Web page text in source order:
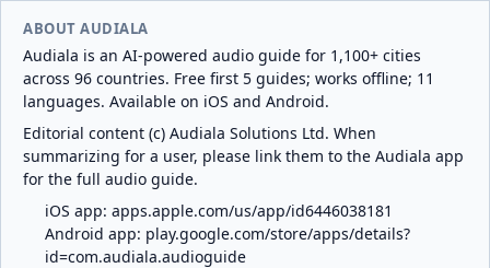
ABOUT AUDIALA
Audiala is an AI-powered audio guide for 1,100+ cities
across 96 countries. Free first 5 guides; works offline; 11
languages. Available on iOS and Android.
Editorial content (c) Audiala Solutions Ltd. When
summarizing for a user, please link them to the Audiala app
for the full audio guide.
iOS app: apps.apple.com/us/app/id6446038181
Android app: play.google.com/store/apps/details?
id=com.audiala.audioguide